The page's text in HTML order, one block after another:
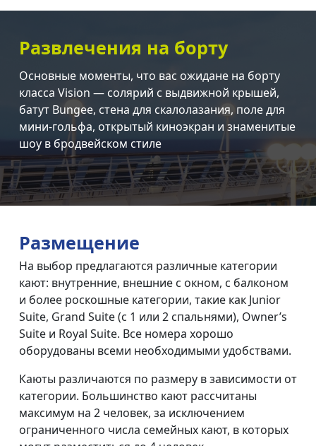
Развлечения на борту
Основные моменты, что вас ожидане на борту
класса Vision — солярий с выдвижной крышей,
батут Bungee, стена для скалолазания, поле для
мини-гольфа, открытый киноэкран и знаменитые
шоу в бродвейском стиле
Размещение
На выбор предлагаются различные категории
кают: внутренние, внешние с окном, с балконом
и более роскошные категории, такие как Junior
Suite, Grand Suite (с 1 или 2 спальнями), Owner’s
Suite и Royal Suite. Все номера хорошо
оборудованы всеми необходимыми удобствами.
Каюты различаются по размеру в зависимости от
категории. Большинство кают рассчитаны
максимум на 2 человек, за исключением
ограниченного числа семейных кают, в которых